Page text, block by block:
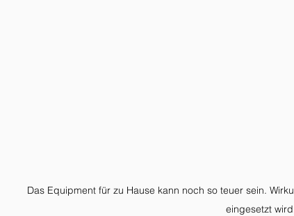
Das Equipment für zu Hause kann noch so teuer sein.
eingesetzt